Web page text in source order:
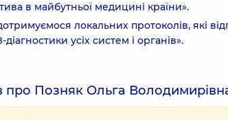
в майбутньої медицині країни».
дотримуємося локальних протоколів, які
усіх систем і органів».
про Позняк Ольга